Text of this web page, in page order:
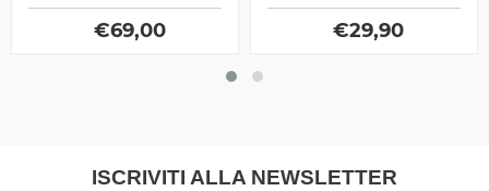
arricchita con stimolatori...
€69,00
neurotrasmissiva, è
indicato sia in massa...
€29,90
ISCRIVITI ALLA NEWSLETTER